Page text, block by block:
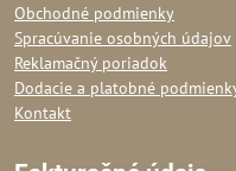
Obchodné podmienky
Spracúvanie osobných údajov
Reklamačný poriadok
Dodacie a platobné
Kontakt